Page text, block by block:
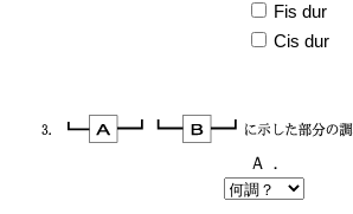
Fis dur
Cis dur
Ａ．